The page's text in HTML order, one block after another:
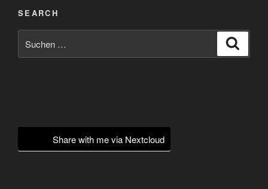
SEARCH
nach:
Share with me via Nextcloud